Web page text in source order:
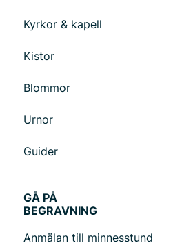
Kyrkor & kapell
Kistor
Blommor
Urnor
Guider
GÅ PÅ
BEGRAVNING
Anmälan till minnesstund